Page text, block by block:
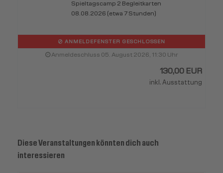
Spieltagscamp 2 Begleitkarten
08.08.2026 (etwa 7 Stunden)
ANMELDEFENSTER GESCHLOSSEN
Anmeldeschluss 05. August 2026, 11:30 Uhr
130,00 EUR
inkl. Ausstattung
Diese Veranstaltungen könnten dich auch
interessieren